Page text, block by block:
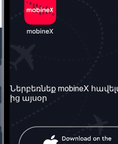
Մեր մասին
Մեր ծառայությունները
Ներբեռնեք mobineX
ից այսօր